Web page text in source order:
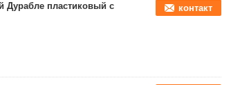
Дурабле пластиковый с
контакт